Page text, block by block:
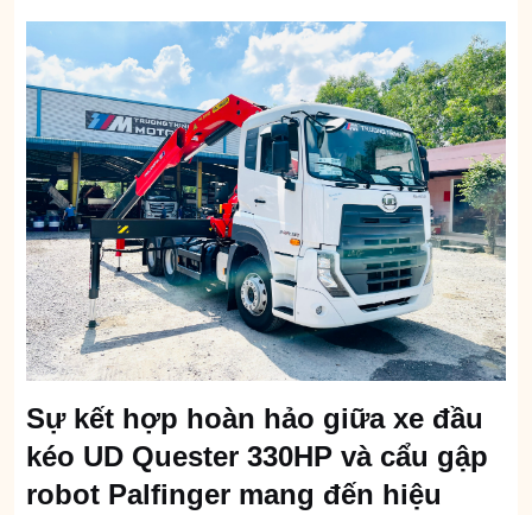
Sự kết hợp hoàn hảo giữa xe đầu
kéo UD Quester 330HP và cẩu gập
robot Palfinger mang đến hiệu